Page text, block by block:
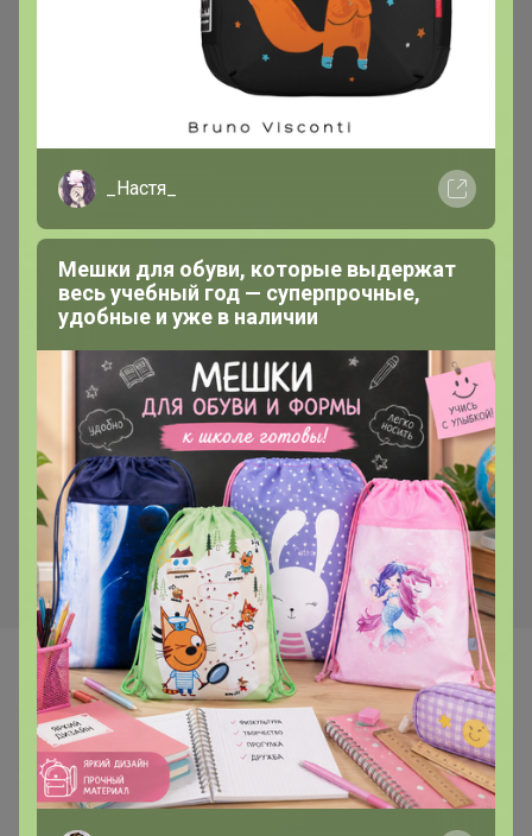
Самые желанные
_Настя_
Мешки для обуви, которые выдержат
весь учебный год — суперпрочные,
удобные и уже в наличии